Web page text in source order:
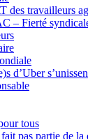
des travailleurs
– Fierté
d’Uber
tous
pas partie de la